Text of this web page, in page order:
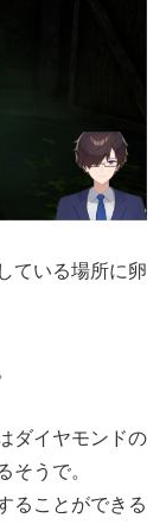
ている場所に卵
ダイヤモンドの
そうで。
ることができる